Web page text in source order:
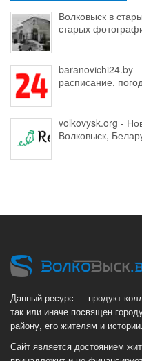
Волковыск в
старых
baranovichi24.by -
расписание,
volkovysk.org -
Волковыск,
Данный ресурс — продукт
так или иначе посвящен
району, его жителям и истории.
Сайт является достоянием